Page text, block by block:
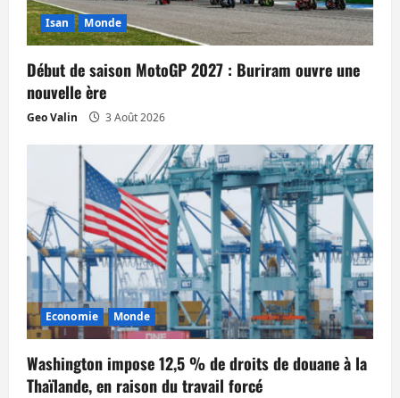
Isan Monde
Début de saison MotoGP 2027 : Buriram ouvre une
nouvelle ère
Geo Valin 3 Août 2026
Economie Monde
Washington impose 12,5 % de droits de douane à la
Thaïlande, en raison du travail forcé